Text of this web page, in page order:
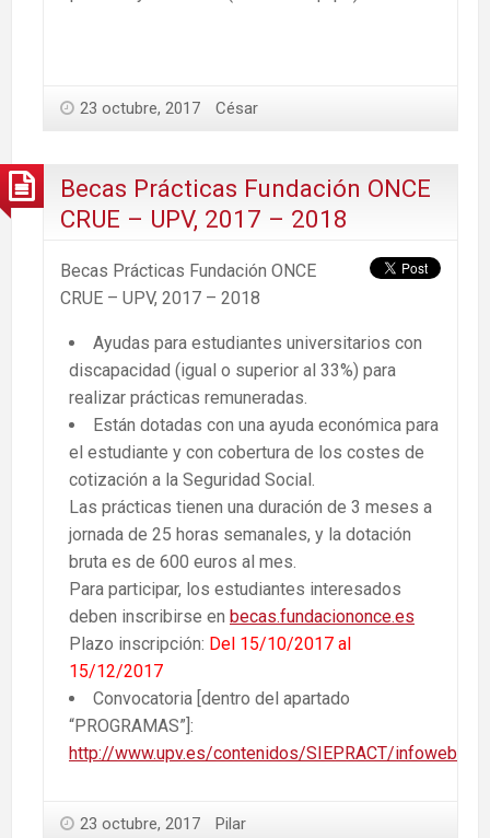
23 octubre, 2017 César
Becas Prácticas Fundación ONCE
CRUE – UPV, 2017 – 2018
Becas Prácticas Fundación ONCE
CRUE – UPV, 2017 – 2018
Ayudas para estudiantes universitarios con
discapacidad (igual o superior al 33%) para
realizar prácticas remuneradas.
Están dotadas con una ayuda económica para
el estudiante y con cobertura de los costes de
cotización a la Seguridad Social.
Las prácticas tienen una duración de 3 meses a
jornada de 25 horas semanales, y la dotación
bruta es de 600 euros al mes.
Para participar, los estudiantes interesados
deben inscribirse en becas.fundaciononce.es
Plazo inscripción: Del 15/10/2017 al
15/12/2017
Convocatoria [dentro del apartado
“PROGRAMAS”]:
http://www.upv.es/contenidos/SIEPRACT/infoweb/
23 octubre, 2017 Pilar